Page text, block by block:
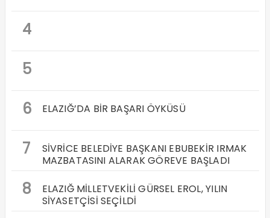
4
5
6
ELAZIĞ’DA BİR BAŞARI ÖYKÜSÜ
7
SİVRİCE BELEDİYE BAŞKANI EBUBEKİR IRMAK
MAZBATASINI ALARAK GÖREVE BAŞLADI
8
ELAZIĞ MİLLETVEKİLİ GÜRSEL EROL, YILIN
SİYASETÇİSİ SEÇİLDİ